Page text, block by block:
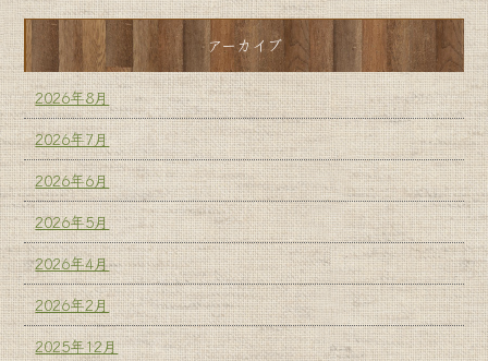
アーカイブ
2026年8月
2026年7月
2026年6月
2026年5月
2026年4月
2026年2月
2025年12月